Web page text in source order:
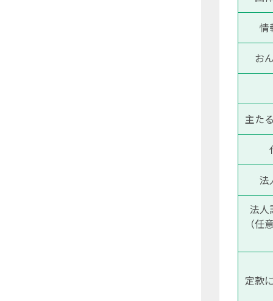
情
お
主た
法
法人
（任
定款